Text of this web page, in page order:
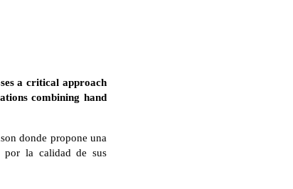
a critical approach
combining hand
donde propone una
por la calidad de sus